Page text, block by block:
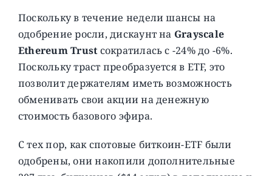
Поскольку в течение недели шансы на
одобрение росли, дискаунт на Grayscale
Ethereum Trustсократилась с -24% до -6%.
Поскольку траст преобразуется в ETF, это
позволит держателям иметь возможность
обменивать свои акции на денежную
стоимость базового эфира.
С тех пор, как спотовые биткоин-ETF были
одобрены, они накопили дополнительные